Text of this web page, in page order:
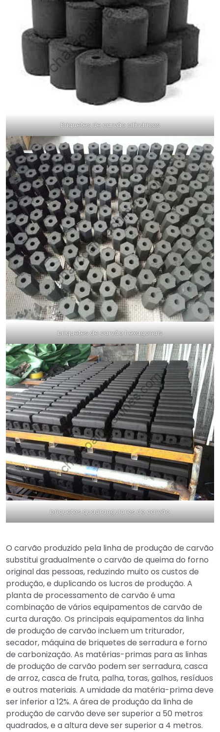
Briquetes de carvão cilíndricos
briquetes de carvão hexagonais
briquetes quadrangulares de carvão
O carvão produzido pela linha de produção de carvão
substitui gradualmente o carvão de queima do forno
original das pessoas, reduzindo muito os custos de
produção, e duplicando os lucros de produção. A
planta de processamento de carvão é uma
combinação de vários equipamentos de carvão de
curta duração. Os principais equipamentos da linha
de produção de carvão incluem um triturador,
secador, máquina de briquetes de serradura e forno
de carbonização. As matérias-primas para as linhas
de produção de carvão podem ser serradura, casca
de arroz, casca de fruta, palha, toras, galhos, resíduos
e outros materiais. A umidade da matéria-prima deve
ser inferior a 12%. A área de produção da linha de
produção de carvão deve ser superior a 50 metros
quadrados, e a altura deve ser superior a 4 metros.